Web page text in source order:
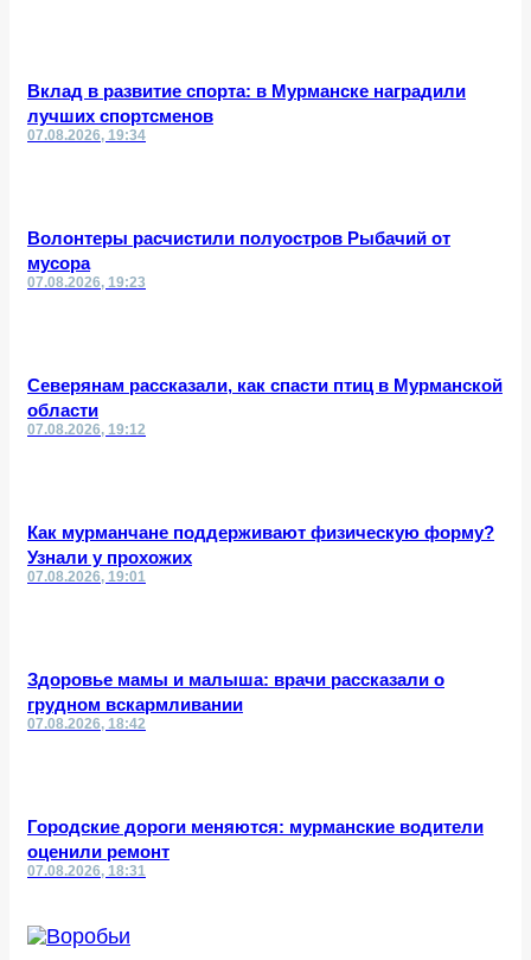
Вклад в развитие спорта: в Мурманске наградили
лучших спортсменов
07.08.2026, 19:34
Волонтеры расчистили полуостров Рыбачий от
мусора
07.08.2026, 19:23
Северянам рассказали, как спасти птиц в Мурманской
области
07.08.2026, 19:12
Как мурманчане поддерживают физическую форму?
Узнали у прохожих
07.08.2026, 19:01
Здоровье мамы и малыша: врачи рассказали о
грудном вскармливании
07.08.2026, 18:42
Городские дороги меняются: мурманские водители
оценили ремонт
07.08.2026, 18:31